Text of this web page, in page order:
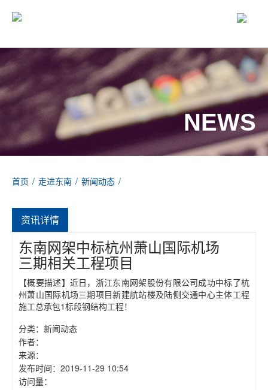
NEWS
首页 / 走进东南 / 新闻动态 /
资讯详情
东南网架中标杭州萧山国际机场
三期相关工程项目
【概要描述】 近日，浙江东南网架股份有限公司成功中标了杭
州萧山国际机场三期项目新建航站楼及陆侧交通中心主体工程
施工总承包1标段钢结构工程！
分类： 新闻动态
作者：
来源：
发布时间： 2019-11-29 10:54
访问量：